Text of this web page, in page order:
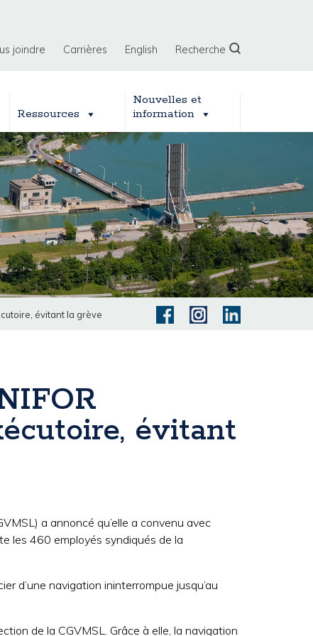
joindre Carrières English Recherche
Ressources
Nouvelles et
information
évitant la grève
évitant
a annoncé qu’elle a convenu avec
les 460 employés syndiqués de la
d’une navigation ininterrompue jusqu’au
de la CGVMSL. Grâce à elle, la navigation